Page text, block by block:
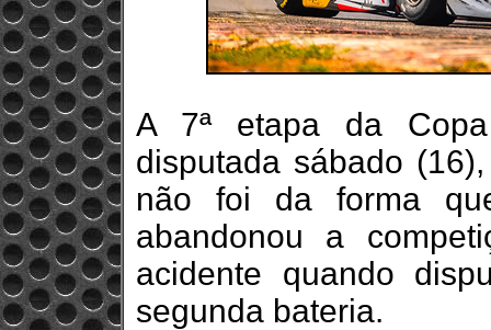
A 7ª etapa da
disputada sábado
não foi da forma
abandonou a
acidente quando
segunda bateria.